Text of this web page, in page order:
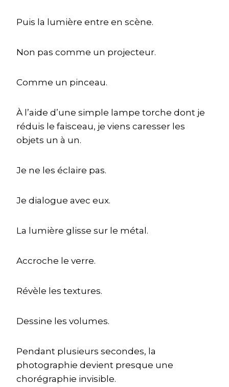
Puis la lumière entre en scène.
Non pas comme un projecteur.
Comme un pinceau.
À l’aide d’une simple lampe torche dont je
réduis le faisceau, je viens caresser les
objets un à un.
Je ne les éclaire pas.
Je dialogue avec eux.
La lumière glisse sur le métal.
Accroche le verre.
Révèle les textures.
Dessine les volumes.
Pendant plusieurs secondes, la
photographie devient presque une
chorégraphie invisible.